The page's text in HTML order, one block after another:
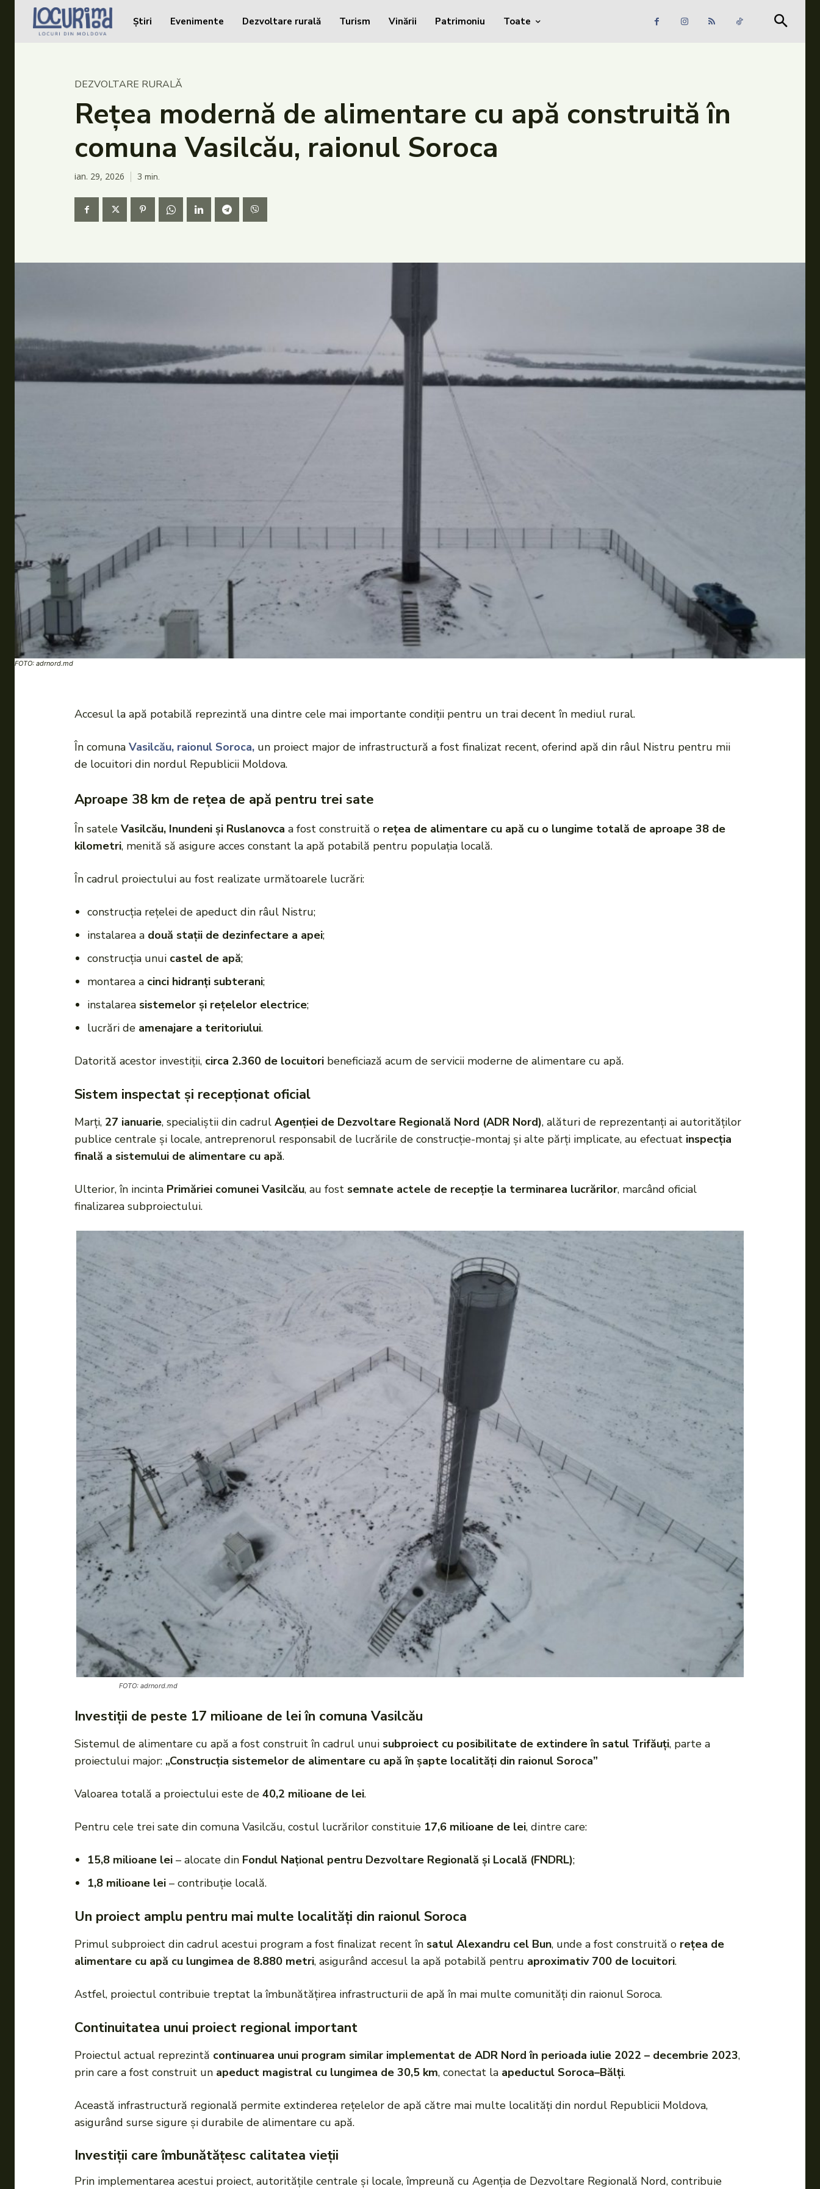
Caută în site...
Caută în site... Căutare
Dezvoltare rurală
Turism
Vinării
Patrimoniu
Produs Acasă
Știri Evenimente Dezvoltare rurală Turism Vinării Patrimoniu Toate
DEZVOLTARE RURALĂ
Rețea modernă de alimentare cu apă construită în
comuna Vasilcău, raionul Soroca
ian. 29, 2026 3 min.
FOTO: adrnord.md
Accesul la apă potabilă reprezintă una dintre cele mai importante condiții pentru un trai decent în mediul rural.
În comuna Vasilcău, raionul Soroca, un proiect major de infrastructură a fost finalizat recent, oferind apă din râul Nistru pentru mii
de locuitori din nordul Republicii Moldova.
Aproape 38 km de rețea de apă pentru trei sate
În satele Vasilcău, Inundeni și Ruslanovca a fost construită o rețea de alimentare cu apă cu o lungime totală de aproape 38 de
kilometri, menită să asigure acces constant la apă potabilă pentru populația locală.
În cadrul proiectului au fost realizate următoarele lucrări:
construcția rețelei de apeduct din râul Nistru;
instalarea a două stații de dezinfectare a apei;
construcția unui castel de apă;
montarea a cinci hidranți subterani;
instalarea sistemelor și rețelelor electrice;
lucrări de amenajare a teritoriului.
Datorită acestor investiții, circa 2.360 de locuitori beneficiază acum de servicii moderne de alimentare cu apă.
Sistem inspectat și recepționat oficial
Marți, 27 ianuarie, specialiștii din cadrul Agenției de Dezvoltare Regională Nord (ADR Nord), alături de reprezentanți ai autorităților
publice centrale și locale, antreprenorul responsabil de lucrările de construcție-montaj și alte părți implicate, au efectuat inspecția
finală a sistemului de alimentare cu apă.
Ulterior, în incinta Primăriei comunei Vasilcău, au fost semnate actele de recepție la terminarea lucrărilor, marcând oficial
finalizarea subproiectului.
FOTO: adrnord.md
Investiții de peste 17 milioane de lei în comuna Vasilcău
Sistemul de alimentare cu apă a fost construit în cadrul unui subproiect cu posibilitate de extindere în satul Trifăuți, parte a
proiectului major: „Construcția sistemelor de alimentare cu apă în șapte localități din raionul Soroca”
Valoarea totală a proiectului este de 40,2 milioane de lei.
Pentru cele trei sate din comuna Vasilcău, costul lucrărilor constituie 17,6 milioane de lei, dintre care:
15,8 milioane lei – alocate din Fondul Național pentru Dezvoltare Regională și Locală (FNDRL);
1,8 milioane lei – contribuție locală.
Un proiect amplu pentru mai multe localități din raionul Soroca
Primul subproiect din cadrul acestui program a fost finalizat recent în satul Alexandru cel Bun, unde a fost construită o rețea de
alimentare cu apă cu lungimea de 8.880 metri, asigurând accesul la apă potabilă pentru aproximativ 700 de locuitori.
Astfel, proiectul contribuie treptat la îmbunătățirea infrastructurii de apă în mai multe comunități din raionul Soroca.
Continuitatea unui proiect regional important
Proiectul actual reprezintă continuarea unui program similar implementat de ADR Nord în perioada iulie 2022 – decembrie 2023,
prin care a fost construit un apeduct magistral cu lungimea de 30,5 km, conectat la apeductul Soroca–Bălți.
Această infrastructură regională permite extinderea rețelelor de apă către mai multe localități din nordul Republicii Moldova,
asigurând surse sigure și durabile de alimentare cu apă.
Investiții care îmbunătățesc calitatea vieții
Prin implementarea acestui proiect, autoritățile centrale și locale, împreună cu Agenția de Dezvoltare Regională Nord, contribuie